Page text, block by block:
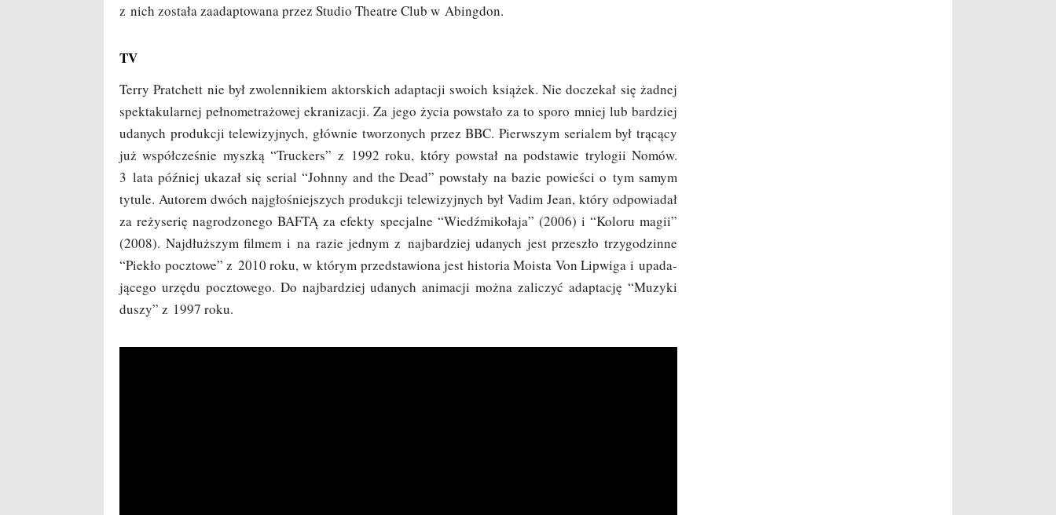
z nich zosta­ła zaadap­to­wa­na przez Stu­dio The­atre Club w Abingdon.
TV
Ter­ry Prat­chett nie był zwo­len­ni­kiem aktor­skich adap­ta­cji swo­ich ksią­żek. Nie docze­kał się żad­nej
spek­ta­ku­lar­nej peł­no­me­tra­żo­wej ekra­ni­za­cji. Za jego życia powsta­ło za to spo­ro mniej lub bar­dziej
uda­nych pro­duk­cji tele­wi­zyj­nych, głów­nie two­rzo­nych przez BBC. Pierw­szym seria­lem był trą­cą­cy
już współ­cze­śnie mysz­ką “Truc­kers” z 1992 roku, któ­ry powstał na pod­sta­wie try­lo­gii Nomów.
3 lata póź­niej uka­zał się serial “John­ny and the Dead” powsta­ły na bazie powie­ści o tym samym
tytu­le. Auto­rem dwóch naj­gło­śniej­szych pro­duk­cji tele­wi­zyj­nych był Vadim Jean, któ­ry odpo­wia­dał
za reży­se­rię nagro­dzo­ne­go BAFTĄ za efek­ty spe­cjal­ne “Wiedź­mi­ko­ła­ja” (2006) i “Kolo­ru magii”
(2008). Naj­dłuż­szym fil­mem i na razie jed­nym z naj­bar­dziej uda­nych jest prze­szło trzy­go­dzin­ne
“Pie­kło pocz­to­we” z 2010 roku, w któ­rym przed­sta­wio­na jest histo­ria Moista Von Lipwi­ga i upa­da­
ją­ce­go urzę­du pocz­to­we­go. Do naj­bar­dziej uda­nych ani­ma­cji moż­na zali­czyć adap­ta­cję “Muzy­ki
duszy” z 1997 roku.